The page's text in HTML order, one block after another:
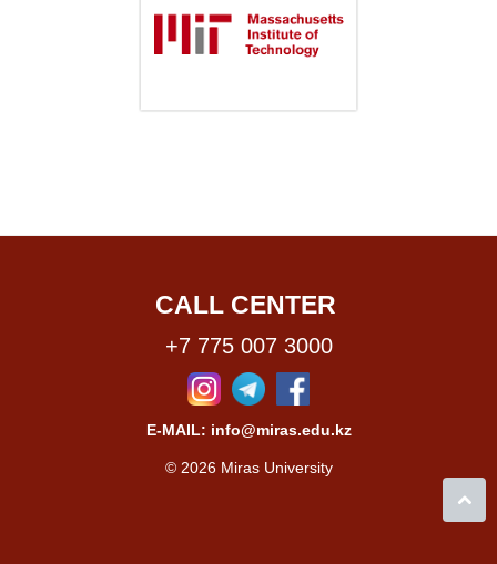
CALL CENTER
+7 775 007 3000
E-MAIL: info@miras.edu.kz
© 2026 Miras University